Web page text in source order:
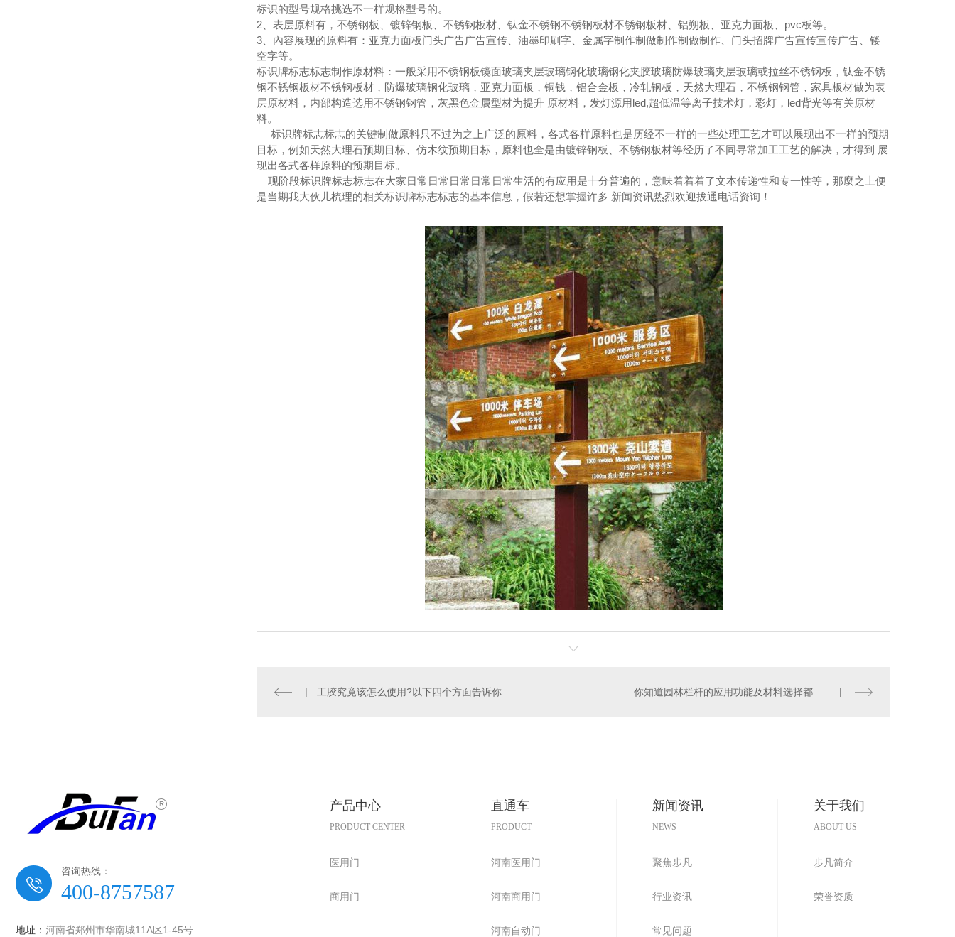
标识的型号规格挑选不一样规格型号的。
2、表层原料有，不锈钢板、镀锌钢板、不锈钢板材、钛金不锈钢不锈钢板材不锈钢板材、铝朔板、亚克力面板、pvc板等。
3、內容展现的原料有：亚克力面板门头广告广告宣传、油墨印刷字、金属字制作制做制作制做制作、门头招牌广告宣传宣传广告、镂
空字等。
标识牌标志标志制作原材料：一般采用不锈钢板镜面玻璃夹层玻璃钢化玻璃钢化夹胶玻璃防爆玻璃夹层玻璃或拉丝不锈钢板，钛金不锈
钢不锈钢板材不锈钢板材，防爆玻璃钢化玻璃，亚克力面板，铜钱，铝合金板，冷轧钢板，天然大理石，不锈钢钢管，家具板材做为表
层原材料，内部构造选用不锈钢钢管，灰黑色金属型材为提升 原材料，发灯源用led,超低温等离子技术灯，彩灯，led背光等有关原材
料。
标识牌标志标志的关键制做原料只不过为之上广泛的原料，各式各样原料也是历经不一样的一些处理工艺才可以展现出不一样的预期
目标，例如天然大理石预期目标、仿木纹预期目标，原料也全是由镀锌钢板、不锈钢板材等经历了不同寻常加工工艺的解决，才得到 展
现出各式各样原料的预期目标。
现阶段标识牌标志标志在大家日常日常日常日常日常生活的有应用是十分普遍的，意味着着着了文本传递性和专一性等，那麼之上便
是当期我大伙儿梳理的相关标识牌标志标志的基本信息，假若还想掌握许多 新闻资讯热烈欢迎拔通电话资询！
工胶究竟该怎么使用?以下四个方面告诉你 你知道园林栏杆的应用功能及材料选择都有哪些技巧么？
咨询热线：
400-8757587
地址： 河南省郑州市华南城11A区1-45号
产品中心
PRODUCT CENTER
医用门
商用门
直通车
PRODUCT
河南医用门
河南商用门
河南自动门
新闻资讯
NEWS
聚焦步凡
行业资讯
常见问题
关于我们
ABOUT US
步凡简介
荣誉资质